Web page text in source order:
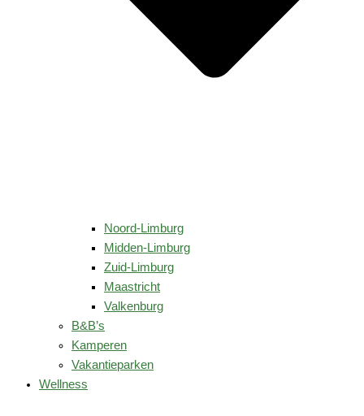
Noord-Limburg
Midden-Limburg
Zuid-Limburg
Maastricht
Valkenburg
B&B’s
Kamperen
Vakantieparken
Wellness